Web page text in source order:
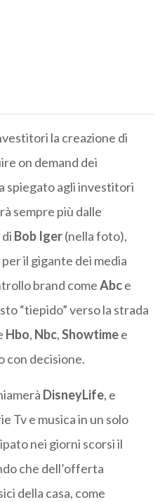
la creazione di
on demand dei
spiegato agli investitori
sempre più dalle
Bob Iger(nella foto),
il gigante dei media
brand comeAbce
“tiepido” verso la strada
Hbo, Nbc,Showtimee
con decisione.
DisneyLife, e
Tv e musica in un solo
nei giorni scorsi il
che dell’offerta
della casa, come